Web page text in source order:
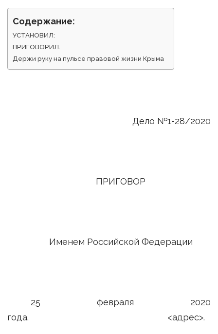
Содержание:
УСТАНОВИЛ:
ПРИГОВОРИЛ:
Держи руку на пульсе правовой жизни Крыма
Дело №1-28/2020
ПРИГОВОР
Именем Российской Федерации
25 февраля 2020
года. <адрес>.